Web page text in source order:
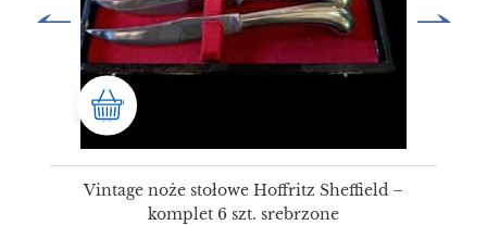
Vintage noże stołowe Hoffritz Sheffield –
komplet 6 szt. srebrzone